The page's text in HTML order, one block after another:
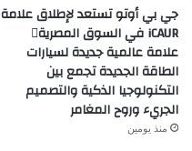
جي بي أوتو تستعد لإطلاق علامة
iCAUR في السوق المصرية
علامة عالمية جديدة لسيارات
الطاقة الجديدة تجمع بين
التكنولوجيا الذكية والتصميم
الجريء وروح المغامر
منذ يومين